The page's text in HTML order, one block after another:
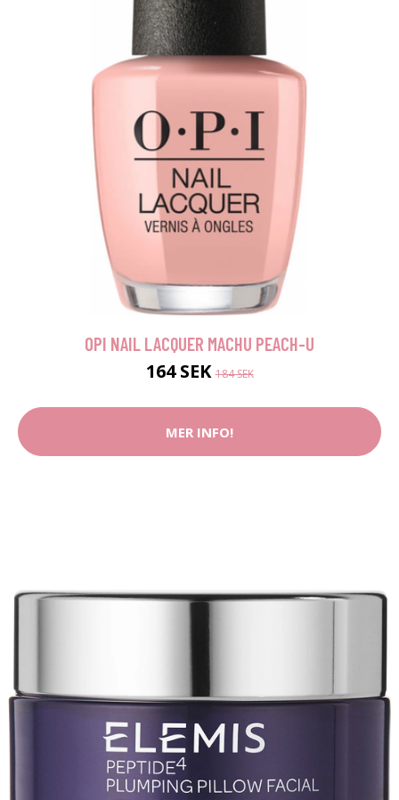
OPI NAIL LACQUER MACHU PEACH-U
164 SEK184 SEK
MER INFO!